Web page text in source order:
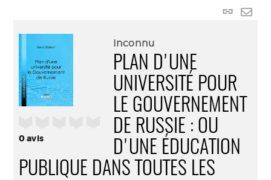
Lien
0avis
Inconnu
PLAN D'UNE
UNIVERSITÉ POUR
LE GOUVERNEMENT
DE RUSSIE : OU
D'UNE ÉDUCATION
PUBLIQUE DANS TOUTES LES